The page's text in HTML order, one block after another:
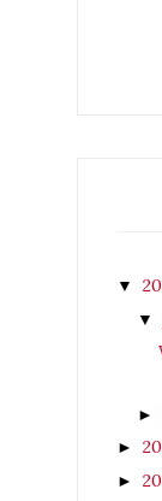
▼
▼
►
►
►